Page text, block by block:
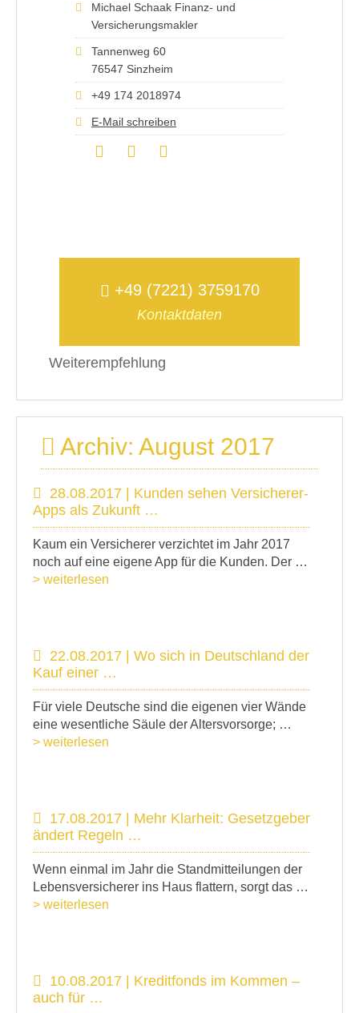
Michael Schaak Finanz- und
Versicherungsmakler
Tannenweg 60
76547 Sinzheim
+49 174 2018974
E-Mail schreiben
+49 (7221) 3759170
Kontaktdaten
Weiterempfehlung
Archiv: August 2017
28.08.2017 | Kunden sehen Versicherer-
Apps als Zukunft …
Kaum ein Versicherer verzichtet im Jahr 2017
noch auf eine eigene App für die Kunden. Der …
> weiterlesen
22.08.2017 | Wo sich in Deutschland der
Kauf einer …
Für viele Deutsche sind die eigenen vier Wände
eine wesentliche Säule der Altersvorsorge; …
> weiterlesen
17.08.2017 | Mehr Klarheit: Gesetzgeber
ändert Regeln …
Wenn einmal im Jahr die Standmitteilungen der
Lebensversicherer ins Haus flattern, sorgt das …
> weiterlesen
10.08.2017 | Kreditfonds im Kommen –
auch für …